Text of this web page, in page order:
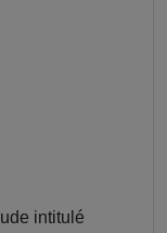
intitulé